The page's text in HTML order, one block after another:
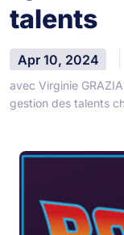
talents
Apr 10, 2024
avec Virginie
gestion des talents